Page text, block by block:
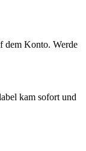
dem Konto. Werde
kam sofort und